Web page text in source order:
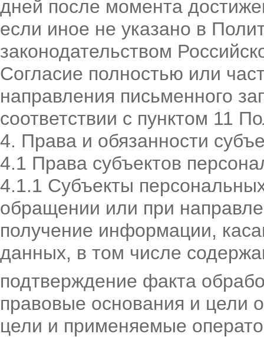
дней после момента
если иное не указано в
законодательством
Согласие полностью или
направления письменного
соответствии с пунктом 11
4. Права и обязанности
4.1 Права субъектов
4.1.1 Субъекты
обращении или при
получение информации,
данных, в том числе
подтверждение факта
правовые основания и цели
цели и применяемые